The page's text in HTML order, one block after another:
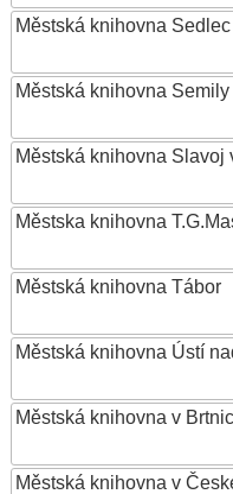
Městská knihovna
Městská knihovna Semily
Městská knihovna
Městska knihovna
Městská knihovna Tábor
Městská knihovna Ústí
Městská knihovna v
Městská knihovna v